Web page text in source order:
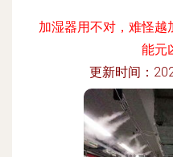
加湿器用不对，难怪
能元
更新时间：